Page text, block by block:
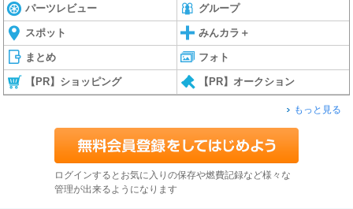
パーツレビュー グループ
スポット みんカラ＋
まとめ フォト
【PR】ショッピング 【PR】オークション
もっと見る
ログインするとお気に入りの保存や燃費記録など様々な
管理が出来るようになります